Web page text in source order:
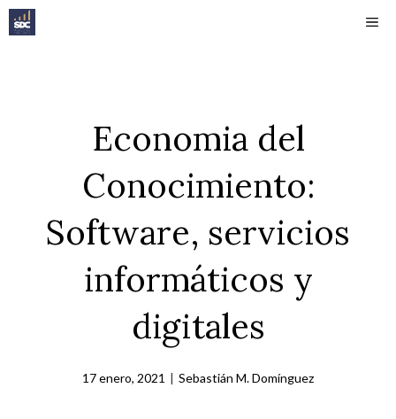
Saltar
al
Economia del
Conocimiento:
Software, servicios
informáticos y
digitales
17 enero, 2021 | Sebastián M. Domínguez